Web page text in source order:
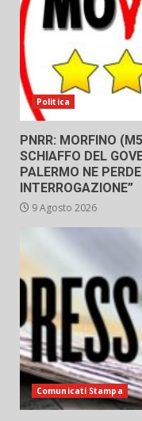
Politica
PNRR: MORFINO
SCHIAFFO DEL
PALERMO NE
INTERROGAZIONE”
9 Agosto 2026
Comunicati Stampa